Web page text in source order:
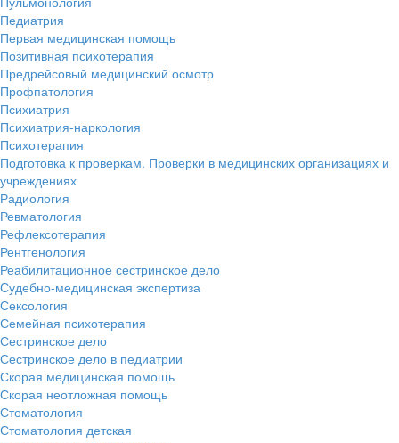
Педиатрия
Первая медицинская помощь
Позитивная психотерапия
Предрейсовый медицинский осмотр
Профпатология
Психиатрия
Психиатрия-наркология
Психотерапия
Подготовка к проверкам. Проверки в медицинских организациях и
учреждениях
Радиология
Ревматология
Рефлексотерапия
Рентгенология
Реабилитационное сестринское дело
Судебно-медицинская экспертиза
Сексология
Семейная психотерапия
Сестринское дело
Сестринское дело в педиатрии
Скорая медицинская помощь
Скорая неотложная помощь
Стоматология
Стоматология детская